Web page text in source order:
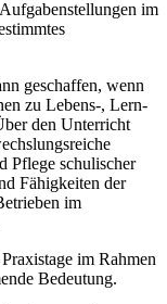
im
geschaffen, wenn
zu Lebens-, Lern-
den Unterricht
Pflege schulischer
Fähigkeiten der
im
im Rahmen
Bedeutung.